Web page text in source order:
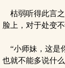
枯弱听得此言之
脸上，对于处变
“小师妹，这是
也就不能多说什